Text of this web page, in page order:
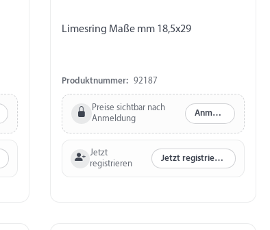
Limesring Maße mm 18,5x29
Produktnummer: 92187
Preise sichtbar nach
Anmeldung
Anmelden
Jetzt
registrieren
Jetzt registrieren